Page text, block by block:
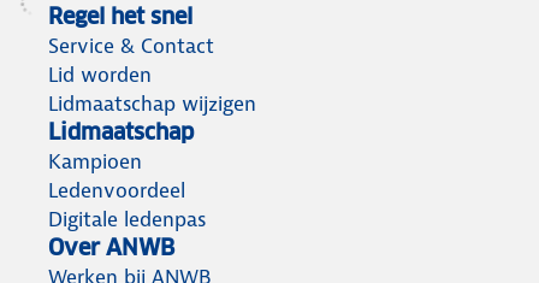
Regel het snel
Service & Contact
Lid worden
Lidmaatschap wijzigen
Lidmaatschap
Kampioen
Ledenvoordeel
Digitale ledenpas
Over ANWB
Werken bij ANWB